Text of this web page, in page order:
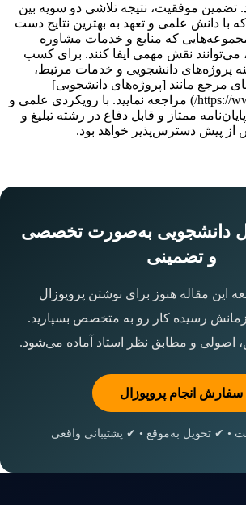
تضمین موفقیت، نتیجه تلاشی دو سویه بین
با دانش علمی و تعهد به بهترین نتایج دست
مجموعه‌هایی که منابع و خدمات مشاوره
نقش مهمی ایفا کنند. برای کسب
پروژه‌های دانشجویی و خدمات مرتبط،
مرجع مانند [پروژه‌های دانشجویی]
(https://www.projectsdaneshjo.ir/) مراجعه نمایید. با رویکردی علمی و
ممتاز و قابل دفاع در رشته تبلیغ و
از پیش دسترس‌پذیر خواهد بود.
دانشجویی به‌صورت تخصصی
و تضمینی
این مقاله هنوز برای نوشتن پروپوزال
رسیده کار رو به متخصص بسپارید.
اصولی و مطابق نظر استاد آماده می‌شود.
سفارش انجام پروپوزال
• ✔ تحویل به‌موقع • ✔ پشتیبانی واقعی